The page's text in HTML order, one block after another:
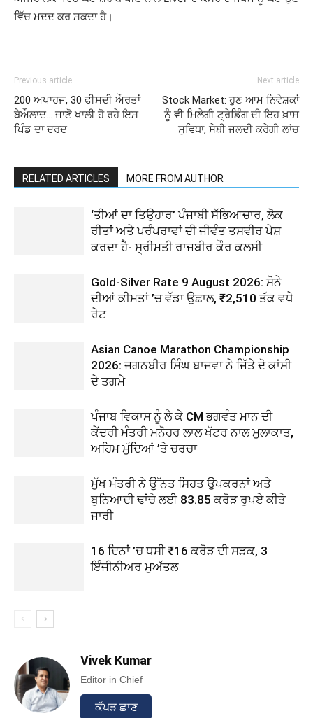
ਵਿੱਚ ਮਦਦ ਕਰ ਸਕਦਾ ਹੈ।
Previous article
200 ਅਪਾਹਜ, 30 ਫੀਸਦੀ ਔਰਤਾਂ
ਬੇਔਲਾਦ… ਜਾਣੋ ਖਾਲੀ ਹੋ ਰਹੇ ਇਸ
ਪਿੰਡ ਦਾ ਦਰਦ
Next article
Stock Market: ਹੁਣ ਆਮ ਨਿਵੇਸ਼ਕਾਂ
ਨੂੰ ਵੀ ਮਿਲੇਗੀ ਟ੍ਰੇਡਿੰਗ ਦੀ ਇਹ ਖ਼ਾਸ
ਸੁਵਿਧਾ, ਸੇਬੀ ਜਲਦੀ ਕਰੇਗੀ ਲਾਂਚ
RELATED ARTICLES MORE FROM AUTHOR
‘ਤੀਆਂ ਦਾ ਤਿਉਹਾਰ’ ਪੰਜਾਬੀ ਸੱਭਿਆਚਾਰ, ਲੋਕ
ਰੀਤਾਂ ਅਤੇ ਪਰੰਪਰਾਵਾਂ ਦੀ ਜੀਵੰਤ ਤਸਵੀਰ ਪੇਸ਼
ਕਰਦਾ ਹੈ- ਸ੍ਰੀਮਤੀ ਰਾਜਬੀਰ ਕੌਰ ਕਲਸੀ
Gold-Silver Rate 9 August 2026: ਸੋਨੇ
ਦੀਆਂ ਕੀਮਤਾਂ ’ਚ ਵੱਡਾ ਉਛਾਲ, ₹2,510 ਤੱਕ ਵਧੇ
ਰੇਟ
Asian Canoe Marathon Championship
2026: ਜਗਨਬੀਰ ਸਿੰਘ ਬਾਜਵਾ ਨੇ ਜਿੱਤੇ ਦੋ ਕਾਂਸੀ
ਦੇ ਤਗਮੇ
ਪੰਜਾਬ ਵਿਕਾਸ ਨੂੰ ਲੈ ਕੇ CM ਭਗਵੰਤ ਮਾਨ ਦੀ
ਕੇਂਦਰੀ ਮੰਤਰੀ ਮਨੋਹਰ ਲਾਲ ਖੱਟਰ ਨਾਲ ਮੁਲਾਕਾਤ,
ਅਹਿਮ ਮੁੱਦਿਆਂ ’ਤੇ ਚਰਚਾ
ਮੁੱਖ ਮੰਤਰੀ ਨੇ ਉੱਨਤ ਸਿਹਤ ਉਪਕਰਨਾਂ ਅਤੇ
ਬੁਨਿਆਦੀ ਢਾਂਚੇ ਲਈ 83.85 ਕਰੋੜ ਰੁਪਏ ਕੀਤੇ
ਜਾਰੀ
16 ਦਿਨਾਂ ’ਚ ਧਸੀ ₹16 ਕਰੋੜ ਦੀ ਸੜਕ, 3
ਇੰਜੀਨੀਅਰ ਮੁਅੱਤਲ
Vivek Kumar
Editor in Chief
ਕੱਪੜ ਛਾਣ